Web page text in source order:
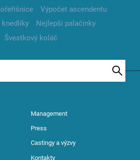
Výpočet ascendentu
knedlíky
Nejlepší palačinky
Švestkový koláč
Management
Press
Castingy a výzvy
Kontakty